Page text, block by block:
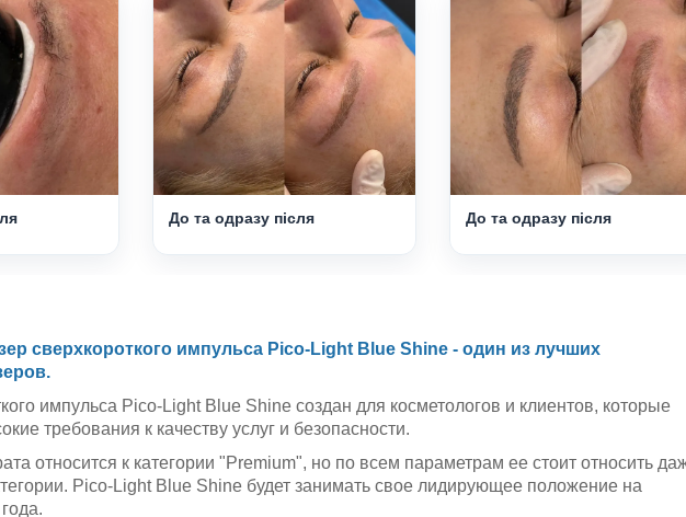
До та одразу після До та одразу після
сверхкороткого импульса Pico-Light Blue Shine - один из лучших
импульса Pico-Light Blue Shine создан для косметологов и клиентов, которые
требования к качеству услуг и безопасности.
относится к категории "Premium", но по всем параметрам ее стоит относить
Pico-Light Blue Shine будет занимать свое лидирующее положение на